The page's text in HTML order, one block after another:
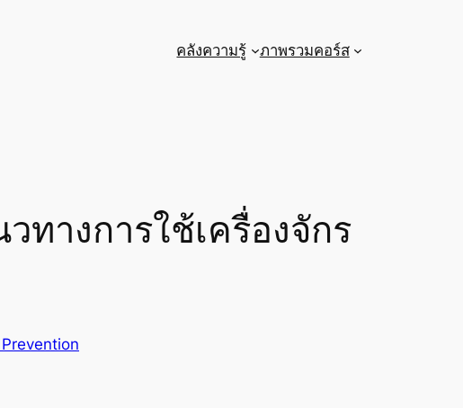
คลังความรู้ ภาพรวมคอร์ส
ทางการใช้เครื่องจักร